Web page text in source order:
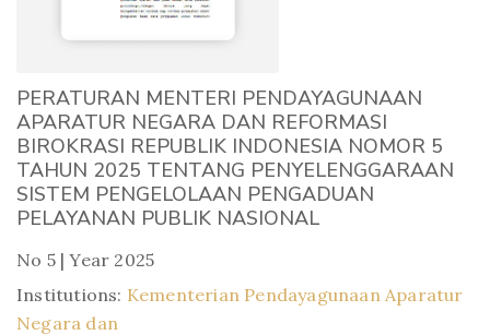
PERATURAN MENTERI PENDAYAGUNAAN
APARATUR NEGARA DAN REFORMASI
BIROKRASI REPUBLIK INDONESIA NOMOR 5
TAHUN 2025 TENTANG PENYELENGGARAAN
SISTEM PENGELOLAAN PENGADUAN
PELAYANAN PUBLIK NASIONAL
No 5 | Year 2025
Institutions: Kementerian Pendayagunaan Aparatur
Negara dan